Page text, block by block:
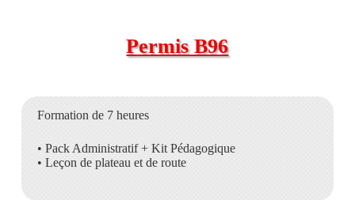
Permis B96
Formation de 7 heures
• Pack Administratif + Kit Pédagogique
• Leçon de plateau et de route